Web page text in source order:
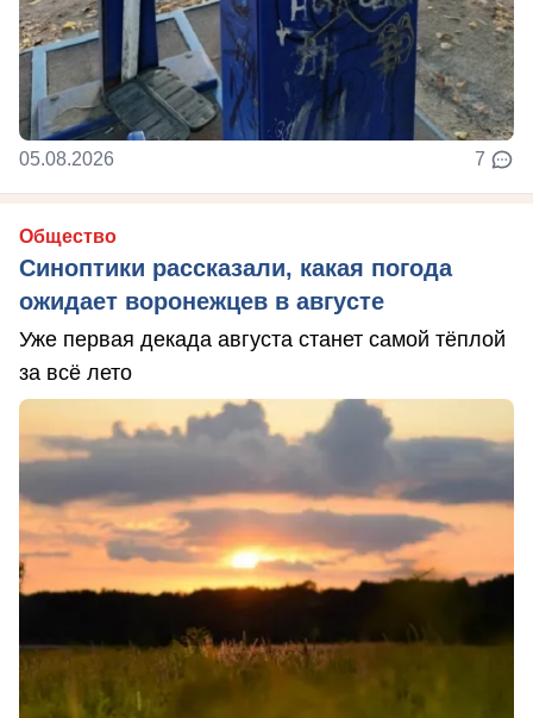
05.08.2026 7
Общество
Синоптики рассказали, какая погода
ожидает воронежцев в августе
Уже первая декада августа станет самой тёплой
за всё лето